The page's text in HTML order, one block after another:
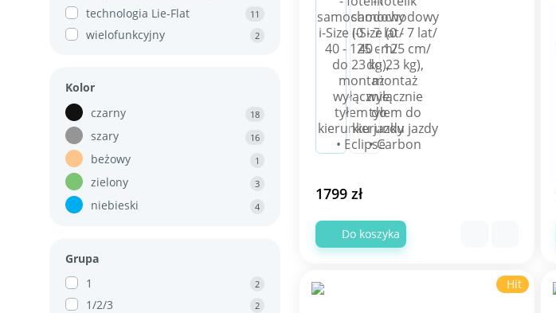
technologia Lie-Flat 11
wielofunkcyjny 2
Kolor
czarny
18
szary 16
beżowy 1
zielony 3
niebieski 4
Grupa
1
2
1/2/3 2
1799 zł
Do koszyka
Hit